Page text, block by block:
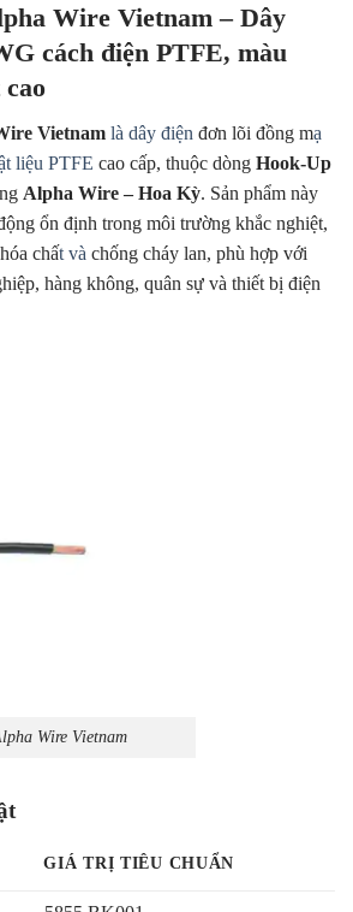
Wire Vietnam – Dây
cách điện PTFE, màu
Vietnam là dây điện đơn lõi đồng mạ
liệu PTFE cao cấp, thuộc dòng Hook-Up
Alpha Wire – Hoa Kỳ. Sản phẩm này
ổn định trong môi trường khắc nghiệt,
chất và chống cháy lan, phù hợp với
hàng không, quân sự và thiết bị điện
Wire Vietnam
GIÁ TRỊ TIÊU CHUẨN